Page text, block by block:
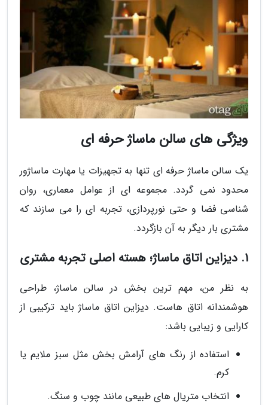
ویژگی های سالن ماساژ حرفه ای
یک سالن ماساژ حرفه ای تنها به تجهیزات یا مهارت ماساژور
محدود نمی گردد. مجموعه ای از عوامل معماری، روان
شناسی فضا و حتی نورپردازی، تجربه ای را می سازند که
مشتری بار دیگر به آن بازگردد.
1. دیزاین اتاق ماساژ؛ هسته اصلی تجربه مشتری
به نظر من، مهم ترین بخش در سالن ماساژ، طراحی
هوشمندانه اتاق هاست. دیزاین اتاق ماساژ باید ترکیبی از
کارایی و زیبایی باشد:
استفاده از رنگ های آرامش بخش مثل سبز ملایم یا
کرم.
انتخاب متریال های طبیعی مانند چوب و سنگ.